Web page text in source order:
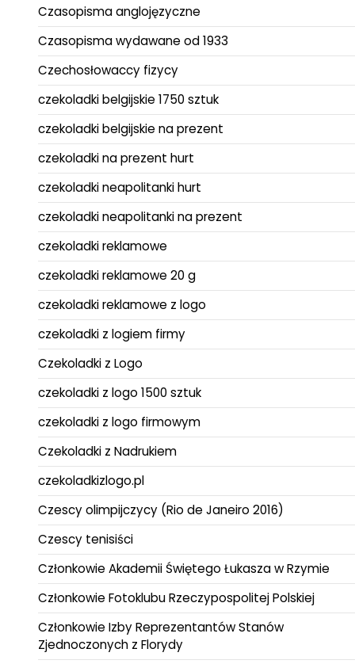
Czasopisma anglojęzyczne
Czasopisma wydawane od 1933
Czechosłowaccy fizycy
czekoladki belgijskie 1750 sztuk
czekoladki belgijskie na prezent
czekoladki na prezent hurt
czekoladki neapolitanki hurt
czekoladki neapolitanki na prezent
czekoladki reklamowe
czekoladki reklamowe 20 g
czekoladki reklamowe z logo
czekoladki z logiem firmy
Czekoladki z Logo
czekoladki z logo 1500 sztuk
czekoladki z logo firmowym
Czekoladki z Nadrukiem
czekoladkizlogo.pl
Czescy olimpijczycy (Rio de Janeiro 2016)
Czescy tenisiści
Członkowie Akademii Świętego Łukasza w Rzymie
Członkowie Fotoklubu Rzeczypospolitej Polskiej
Członkowie Izby Reprezentantów Stanów
Zjednoczonych z Florydy